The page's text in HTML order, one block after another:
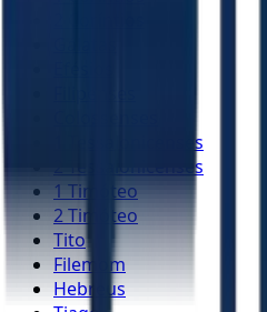
1 Tessalonicenses
2 Tessalonicenses
1 Timóteo
2 Timóteo
Tito
Filemom
Hebreus